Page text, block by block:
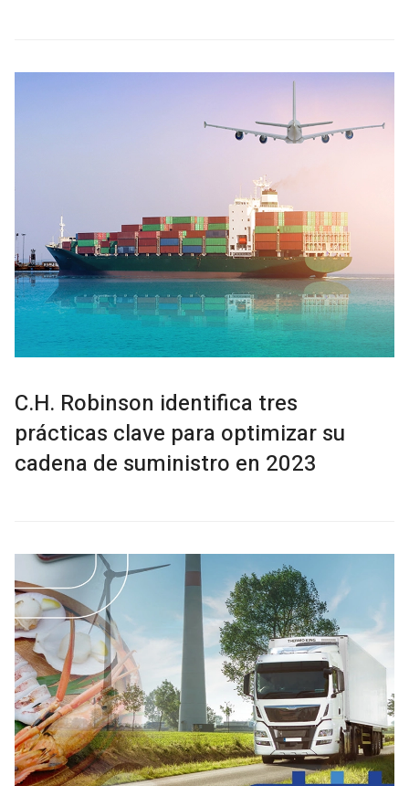
C.H. Robinson identifica tres
prácticas clave para optimizar su
cadena de suministro en 2023